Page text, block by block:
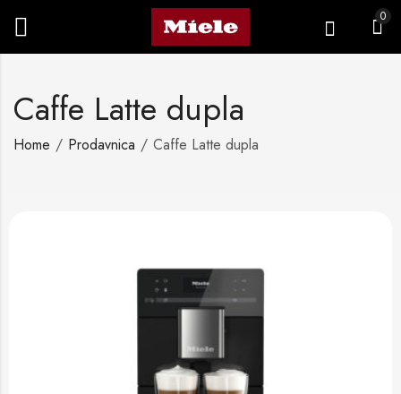
0
Caffe Latte dupla
Home Prodavnica Caffe Latte dupla